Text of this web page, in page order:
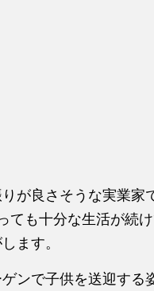
が良さそうな実業家
ても十分な生活が続
ます。
ンで子供を送迎する